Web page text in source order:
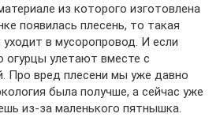
из которого изготовлена
появилась плесень, то такая
в мусоропровод. И если
огурцы улетают вместе с
Про вред плесени мы уже давно
была получше, а сейчас уже
из-за маленького пятнышка.